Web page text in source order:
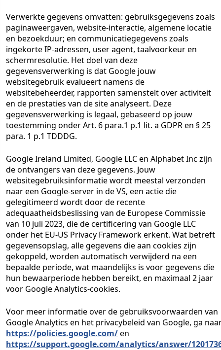
Verwerkte gegevens omvatten: gebruiksgegevens zoals
paginaweergaven, website-interactie, algemene locatie
en bezoekduur; en communicatiegegevens zoals
ingekorte IP-adressen, user agent, taalvoorkeur en
schermresolutie. Het doel van deze
gegevensverwerking is dat Google jouw
websitegebruik evalueert namens de
websitebeheerder, rapporten samenstelt over activiteit
en de prestaties van de site analyseert. Deze
gegevensverwerking is legaal, gebaseerd op jouw
toestemming onder Art. 6 para.1 p.1 lit. a GDPR en § 25
para. 1 p.1 TDDDG.
Google Ireland Limited, Google LLC en Alphabet Inc zijn
de ontvangers van deze gegevens. Jouw
websitegebruiksinformatie wordt meestal verzonden
naar een Google-server in de VS, een actie die
gelegitimeerd wordt door de recente
adequaatheidsbeslissing van de Europese Commissie
van 10 juli 2023, die de certificering van Google LLC
onder het EU-US Privacy Framework erkent. Wat betreft
gegevensopslag, alle gegevens die aan cookies zijn
gekoppeld, worden automatisch verwijderd na een
bepaalde periode, wat maandelijks is voor gegevens die
hun bewaarperiode hebben bereikt, en maximaal 2 jaar
voor Google Analytics-cookies.
Voor meer informatie over de gebruiksvoorwaarden van
Google Analytics en het privacybeleid van Google, ga
https://policies.google.com/en
https://support.google.com/analytics/answer/